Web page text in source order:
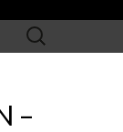
Rechercher :
–